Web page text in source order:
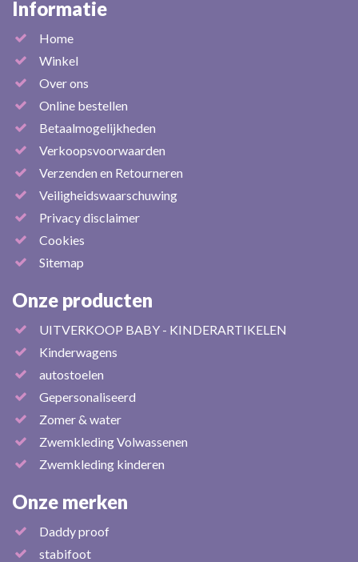
Informatie
Home
Winkel
Over ons
Online bestellen
Betaalmogelijkheden
Verkoopsvoorwaarden
Verzenden en Retourneren
Veiligheidswaarschuwing
Privacy disclaimer
Cookies
Sitemap
Onze producten
UITVERKOOP BABY - KINDERARTIKELEN
Kinderwagens
autostoelen
Gepersonaliseerd
Zomer & water
Zwemkleding Volwassenen
Zwemkleding kinderen
Onze merken
Daddy proof
stabifoot